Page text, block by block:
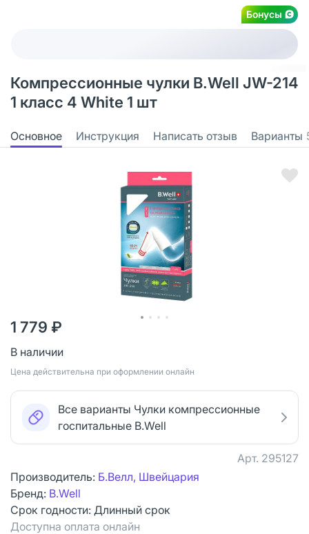
Бонусы
Компрессионные чулки B.Well JW-214
1 класс 4 White 1 шт
Основное Инструкция Написать отзыв Варианты
1 779 ₽
В наличии
Цена действительна при оформлении онлайн
Все варианты Чулки компрессионные
госпитальные B.Well
Арт. 295127
Производитель: Б.Велл, Швейцария
Бренд: B.Well
Срок годности: Длинный срок
Доступна оплата онлайн